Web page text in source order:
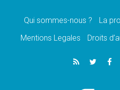
07.08.2026
lancement des
paix»
06.08.2026
Préparatifs des
Qui sommes-nous ? La
Mentions Legales
Droits